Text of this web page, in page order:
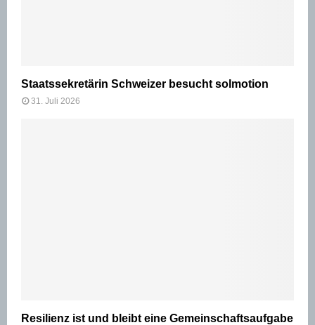
Staatssekretärin Schweizer besucht solmotion
31. Juli 2026
Resilienz ist und bleibt eine Gemeinschaftsaufgabe